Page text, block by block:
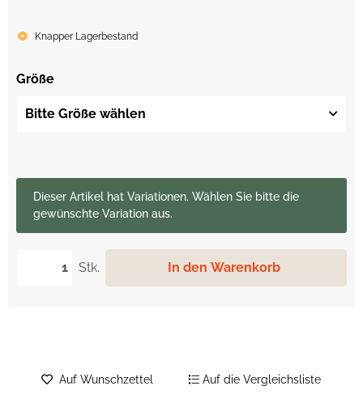
Knapper Lagerbestand
Größe
Bitte Größe wählen
Stk. In den Warenkorb
xDieser Artikel hat Variationen. Wählen Sie bitte die
gewünschte Variation aus.
Auf Wunschzettel Auf die Vergleichsliste